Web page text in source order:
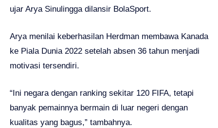
ujar Arya Sinulingga dilansir BolaSport.
Arya menilai keberhasilan Herdman membawa Kanada
ke Piala Dunia 2022 setelah absen 36 tahun menjadi
motivasi tersendiri.
“Ini negara dengan ranking sekitar 120 FIFA, tetapi
banyak pemainnya bermain di luar negeri dengan
kualitas yang bagus,” tambahnya.